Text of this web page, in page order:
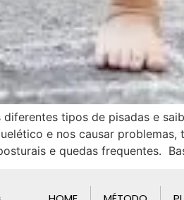
diferentes tipos de pisadas e
e nos causar
e quedas frequentes.